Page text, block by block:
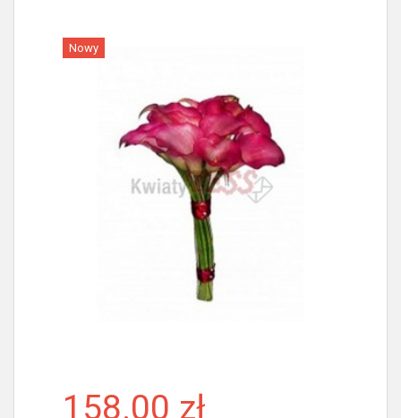
Nowy
158.00 zł